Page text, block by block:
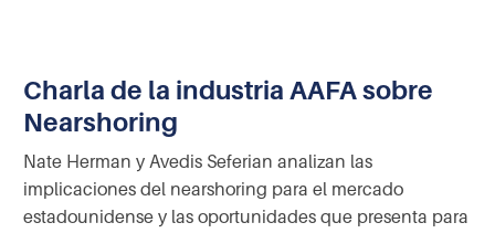
Charla de la industria AAFA sobre
Nearshoring
Nate Herman y Avedis Seferian analizan las
implicaciones del nearshoring para el mercado
estadounidense y las oportunidades que presenta para